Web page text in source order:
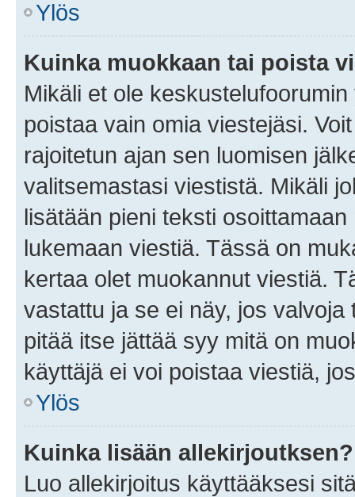
Ylös
Kuinka muokkaan tai poista
Mikäli et ole
poistaa vain omia viestejäsi.
rajoitetun ajan sen luomisen
valitsemastasi viestistä. Mikäli
lisätään pieni teksti
lukemaan viestiä. Tässä on
kertaa olet muokannut viestiä.
vastattu ja se ei näy, jos
pitää itse jättää syy mitä on
käyttäjä ei voi poistaa viestiä,
Ylös
Kuinka lisään allekirjoutksen?
Luo allekirjoitus käyttääksesi